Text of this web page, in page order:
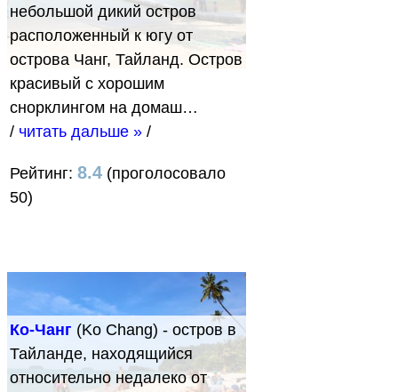
небольшой дикий остров
расположенный к югу от
острова Чанг, Тайланд. Остров
красивый с хорошим
снорклингом на домаш…
/ читать дальше » /
Рейтинг: 8.4 (проголосовало
50)
Ко-Чанг (Ko Chang) - остров в
Тайланде, находящийся
относительно недалеко от